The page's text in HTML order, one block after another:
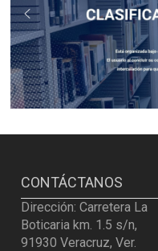
CONTÁCTANOS
Dirección: Carretera La
Boticaria km. 1.5 s/n,
91930 Veracruz, Ver.